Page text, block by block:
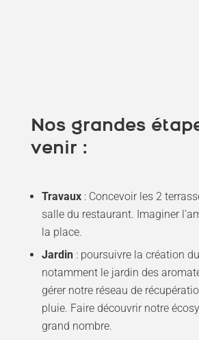
Nos grandes
venir :
Travaux : Concevoir les 2
salle du restaurant. Imaginer
la place.
Jardin : poursuivre la création
notamment le jardin des
gérer notre réseau de
pluie. Faire découvrir notre
grand nombre.